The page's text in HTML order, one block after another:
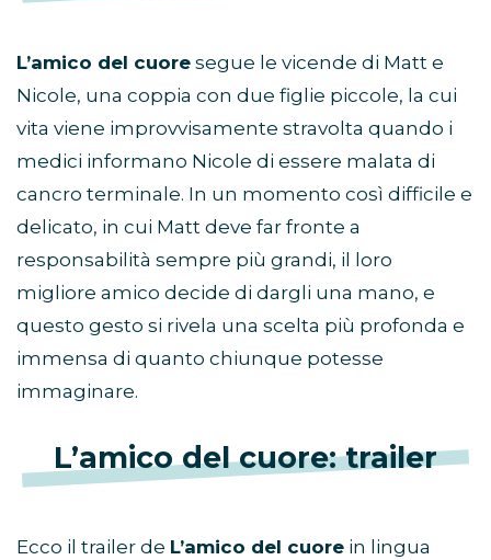
L’amico del cuore segue le vicende di Matt e
Nicole, una coppia con due figlie piccole, la cui
vita viene improvvisamente stravolta quando i
medici informano Nicole di essere malata di
cancro terminale. In un momento così difficile e
delicato, in cui Matt deve far fronte a
responsabilità sempre più grandi, il loro
migliore amico decide di dargli una mano, e
questo gesto si rivela una scelta più profonda e
immensa di quanto chiunque potesse
immaginare.
L’amico del cuore: trailer
Ecco il trailer de L’amico del cuore in lingua